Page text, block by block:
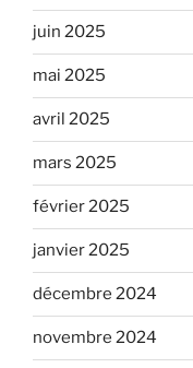
juin 2025
mai 2025
avril 2025
mars 2025
février 2025
janvier 2025
décembre 2024
novembre 2024